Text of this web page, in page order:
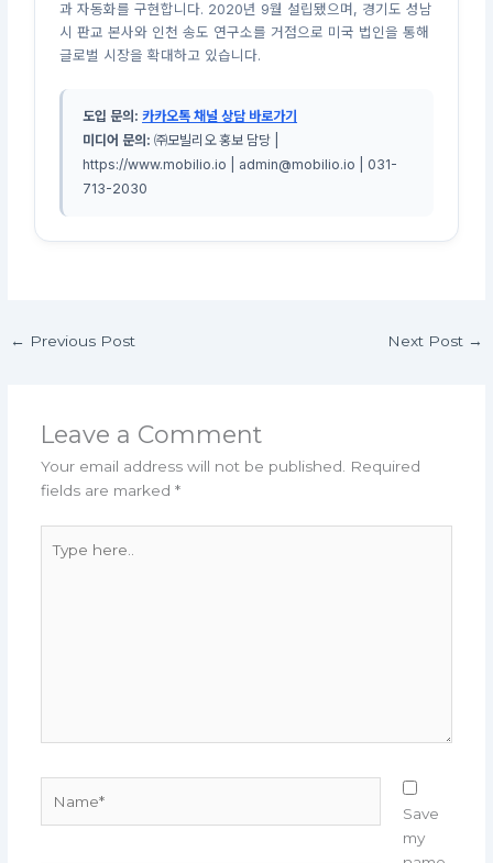
과 자동화를 구현합니다. 2020년 9월 설립됐으며, 경기도 성남
시 판교 본사와 인천 송도 연구소를 거점으로 미국 법인을 통해
글로벌 시장을 확대하고 있습니다.
도입 문의: 카카오톡 채널 상담 바로가기
미디어 문의: ㈜모빌리오 홍보 담당 |
https://www.mobilio.io | admin@mobilio.io | 031-
713-2030
← Previous Post Next Post →
Leave a Comment
Your email address will not be published. Required
fields are marked *
here..
Save
my